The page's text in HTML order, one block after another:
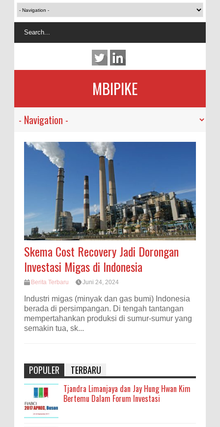
MBIPIKE
Skema Cost Recovery Jadi Dorongan
Investasi Migas di Indonesia
Berita Terbaru Juni 24, 2024
Industri migas (minyak dan gas bumi) Indonesia
berada di persimpangan. Di tengah tantangan
mempertahankan produksi di sumur-sumur yang
semakin tua, sk...
POPULER TERBARU
Tjandra Limanjaya dan Jay Hung Hwan Kim
Bertemu Dalam Forum Investasi